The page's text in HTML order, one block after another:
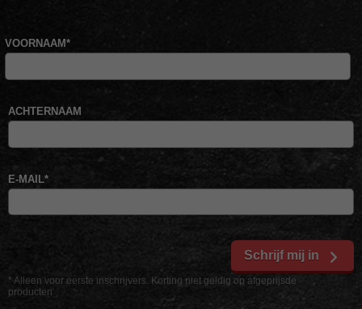
* Alleen voor eerste inschrijvers. Korting niet geldig op afgeprijsde
producten
VOORNAAM*
ACHTERNAAM
E-MAIL*
Schrijf mij in